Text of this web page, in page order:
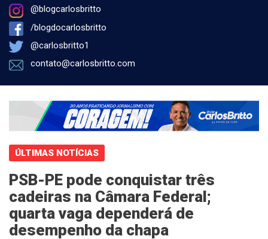
@blogcarlosbritto
/blogdocarlosbritto
@carlosbritto1
contato@carlosbritto.com
ÚLTIMAS NOTÍCIAS
PSB-PE pode conquistar três
cadeiras na Câmara Federal;
quarta vaga dependerá de
desempenho da chapa